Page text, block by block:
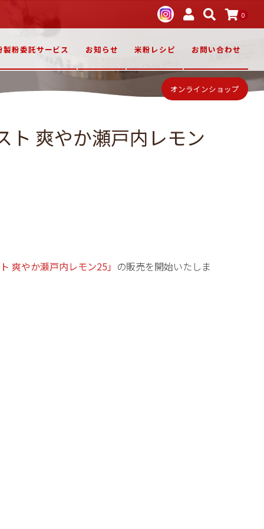
0
製粉委託サービス お知らせ 米粉レシピ お問い合わせ
オンラインショップ
ト 爽やか瀬戸内レモン
爽やか瀬戸内レモン25 」 の販売を開始いたしま